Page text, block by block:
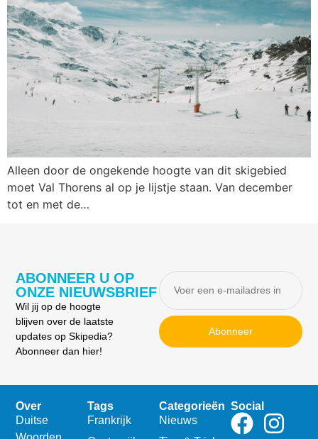
Alleen door de ongekende hoogte van dit skigebied
moet Val Thorens al op je lijstje staan. Van december
tot en met de…
ABONNEER U OP
ONZE NIEUWSBRIEF
Wil jij op de hoogte
blijven over de laatste
updates op Skipedia?
Abonneer dan hier!
Abonneer
Over
Duitse
Tags
Frankrijk
Categorieën
Nieuws
Social